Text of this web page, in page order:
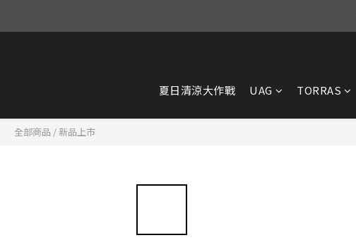
夏日清涼大作戰 UAG TORRAS
全部商品 /新品上市